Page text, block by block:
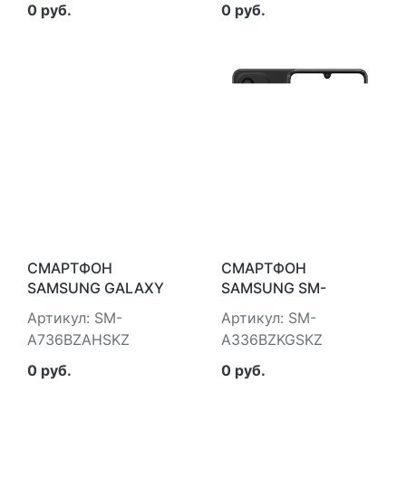
0 руб.
0 руб.
СМАРТФОН
SAMSUNG GALAXY
A73
Артикул: SM-
A736BZAHSKZ
0 руб.
СМАРТФОН
SAMSUNG SM-
A336BZKGSKZ
Артикул: SM-
A336BZKGSKZ
0 руб.